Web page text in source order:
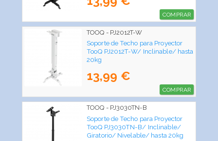
COMPRAR
TOOQ - PJ2012T-W
Soporte de Techo para Proyector
TooQ PJ2012T-W/ Inclinable/ hasta
20kg
13,99 €
COMPRAR
TOOQ - PJ3030TN-B
Soporte de Techo para Proyector
TooQ PJ3030TN-B/ Inclinable/
Giratorio/ Nivelable/ hasta 20kg